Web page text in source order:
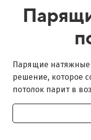
Парящие натяжные
решение, которое
потолок парит в